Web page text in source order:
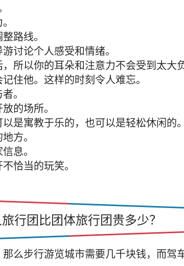
路线。
讨论个人感受和情绪。
所以你的耳朵和注意力不会受到太大
住他。这样的时刻令人难忘。
。
的场所。
是寓教于乐的，也可以是轻松休闲的
方。
息。
恰当的玩笑。
行团比团体旅行团贵多少？
么步行游览城市需要几千块钱，而驾